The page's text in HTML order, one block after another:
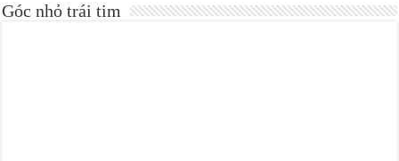
Góc nhỏ trái tim